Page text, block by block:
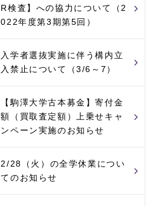
R検査】への協力について（2
022年度第3期第5回）
入学者選抜実施に伴う構内立
入禁止について（3/6～7）
【駒澤大学古本募金】寄付金
額（買取査定額）上乗せキャ
ンペーン実施のお知らせ
2/28（火）の全学休業につい
てのお知らせ